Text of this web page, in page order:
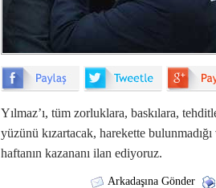
Yılmaz’ı, tüm zorluklara, baskılara,
yüzünü kızartacak, harekette
haftanın kazananı ilan ediyoruz.
Arkadaşına Gönder